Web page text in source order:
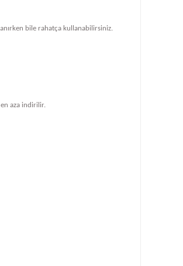
bile rahatça kullanabilirsiniz.
en aza indirilir.